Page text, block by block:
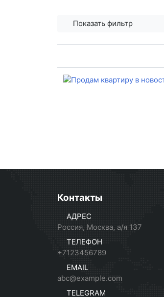
Показать фильтр
Контакты
АДРЕС
Россия, Москва, а/я 137
ТЕЛЕФОН
+7123456789
EMAIL
abc@example.com
TELEGRAM